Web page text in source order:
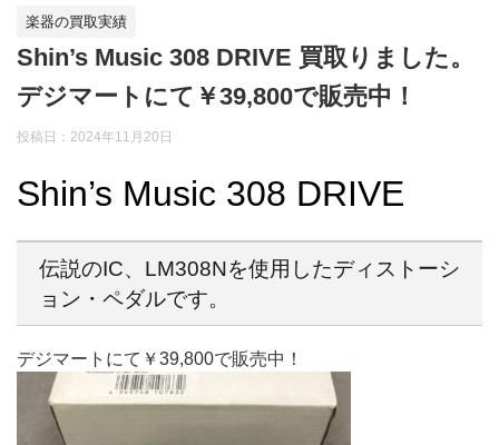
楽器の買取実績
Shin’s Music 308 DRIVE 買取りました。
デジマートにて￥39,800で販売中！
投稿日：2024年11月20日
Shin’s Music 308 DRIVE
伝説のIC、LM308Nを使用したディストーシ
ョン・ペダルです。
デジマートにて￥39,800で販売中！